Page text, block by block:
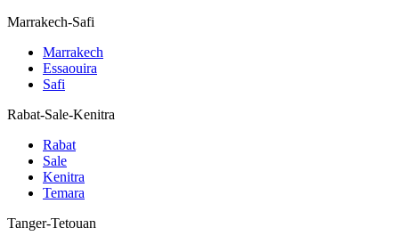
Marrakech-Safi
Marrakech
Essaouira
Safi
Rabat-Sale-Kenitra
Rabat
Sale
Kenitra
Temara
Tanger-Tetouan